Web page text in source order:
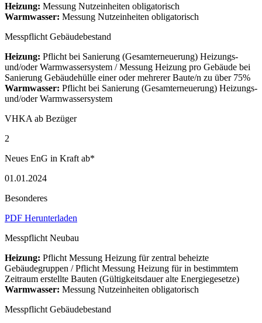
Heizung: Messung Nutzeinheiten obligatorisch
Warmwasser: Messung Nutzeinheiten obligatorisch
Messpflicht Gebäudebestand
Heizung: Pflicht bei Sanierung (Gesamterneuerung) Heizungs-
und/oder Warmwassersystem / Messung Heizung pro Gebäude bei
Sanierung Gebäudehülle einer oder mehrerer Baute/n zu über 75%
Warmwasser: Pflicht bei Sanierung (Gesamterneuerung) Heizungs-
und/oder Warmwassersystem
VHKA ab Bezüger
2
Neues EnG in Kraft ab*
01.01.2024
Besonderes
PDF Herunterladen
Messpflicht Neubau
Heizung: Pflicht Messung Heizung für zentral beheizte
Gebäudegruppen / Pflicht Messung Heizung für in bestimmtem
Zeitraum erstellte Bauten (Gültigkeitsdauer alte Energiegesetze)
Warmwasser: Messung Nutzeinheiten obligatorisch
Messpflicht Gebäudebestand